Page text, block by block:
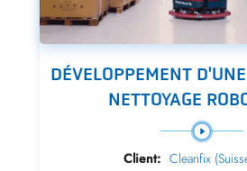
DÉVELOPPEMENT
NETTOYAGE
Client: Cleanfix